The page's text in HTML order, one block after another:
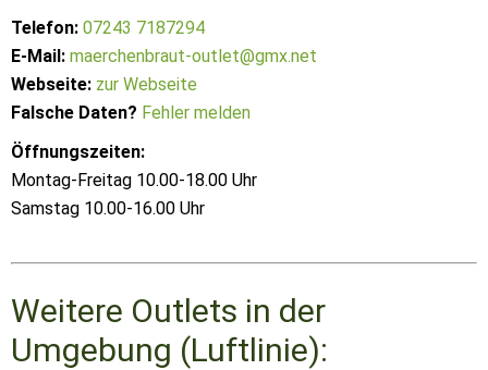
Telefon: 07243 7187294
E-Mail: maerchenbraut-outlet@gmx.net
Webseite: zur Webseite
Falsche Daten? Fehler melden
Öffnungszeiten:
Montag-Freitag 10.00-18.00 Uhr
Samstag 10.00-16.00 Uhr
Weitere Outlets in der
Umgebung (Luftlinie):